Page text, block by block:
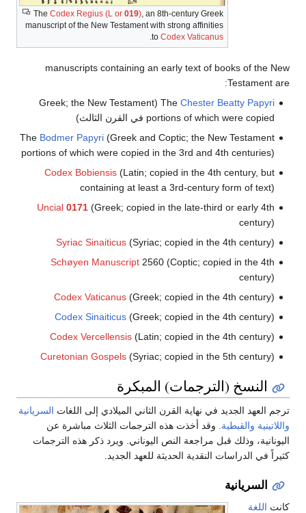
The Codex Regius (L or 019), an 8th-century Greek
manuscript of the New Testament with strong affinities
to Codex Vaticanus
.
manuscripts containing an early text of books of the New
Testament are:
The Chester Beatty Papyri
(Greek; the New Testament
portions of which were copied في القرن الثالث)
The Bodmer Papyri(Greek and Coptic; the New Testament
portions of which were copied in the 3rd and 4th centuries)
Codex Bobiensis(Latin; copied in the 4th century, but
containing at least a 3rd-century form of text)
Uncial 0171(Greek; copied in the late-third or early 4th
century)
Syriac Sinaiticus(Syriac; copied in the 4th century)
Schøyen Manuscript2560 (Coptic; copied in the 4th
century)
Codex Vaticanus(Greek; copied in the 4th century)
Codex Sinaiticus(Greek; copied in the 4th century)
Codex Vercellensis(Latin; copied in the 4th century)
Curetonian Gospels(Syriac; copied in the 5th century)
النسخ (الترجمات) المبكرة
ترجم العهد الجديد في نهاية القرن الثاني الميلادي إلى اللغات السريانية
واللاتينية والقبطية. وقد أخذت هذه الترجمات الثلاث مباشرة عن
اليونانية، وذلك قبل مراجعة النص اليوناني. ويرد ذكر هذه الترجمات
كثيراً في الدراسات النقدية الحديثة للعهد الجديد.
السريانية
كانت اللغة